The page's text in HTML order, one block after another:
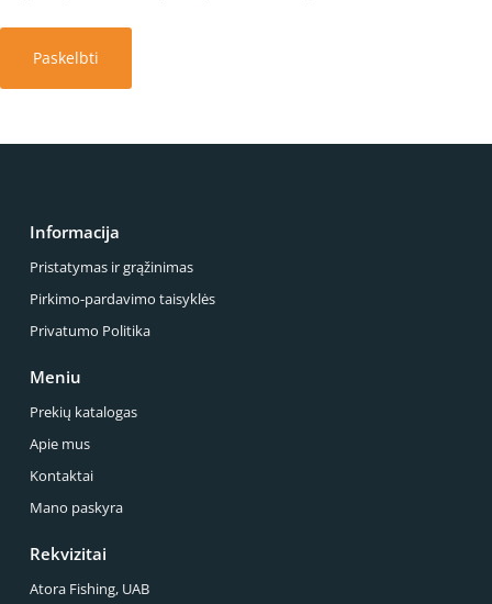
Paskelbti
Informacija
Pristatymas ir grąžinimas
Pirkimo-pardavimo taisyklės
Privatumo Politika
Meniu
Prekių katalogas
Apie mus
Kontaktai
Mano paskyra
Rekvizitai
Atora Fishing, UAB